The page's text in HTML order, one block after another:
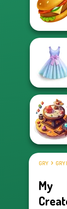
GRY GRY
My